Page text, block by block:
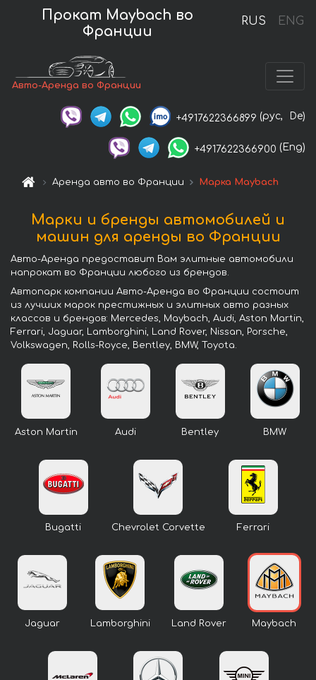
RUS ENG
Прокат Maybach во
Франции
Авто-Аренда во Франции
+4917622366899 (рус, De)
+4917622366900 (Eng)
Аренда авто во Франции Марка Maybach
Марки и бренды автомобилей и
машин для аренды во Франции
Авто-Аренда предоставит Вам элитные автомобили
напрокат во Франции любого из брендов.
Автопарк компании Авто-Аренда во Франции состоит
из лучших марок престижных и элитных авто разных
классов и брендов: Mercedes, Maybach, Audi, Aston Martin,
Ferrari, Jaguar, Lamborghini, Land Rover, Nissan, Porsche,
Volkswagen, Rolls-Royce, Bentley, BMW, Toyota.
Aston Martin Audi Bentley BMW
Bugatti Chevrolet Corvette Ferrari
Jaguar Lamborghini Land Rover Maybach